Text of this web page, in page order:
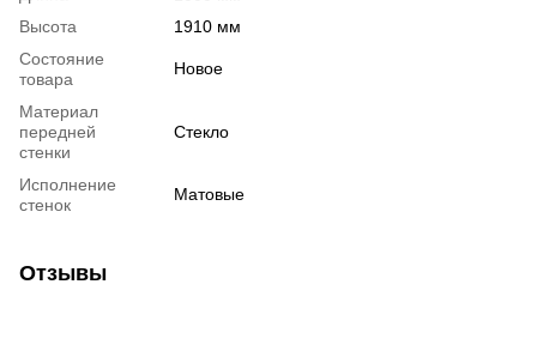
Высота
1910 мм
Состояние
товара
Новое
Материал
передней
стенки
Стекло
Исполнение
стенок
Матовые
Отзывы